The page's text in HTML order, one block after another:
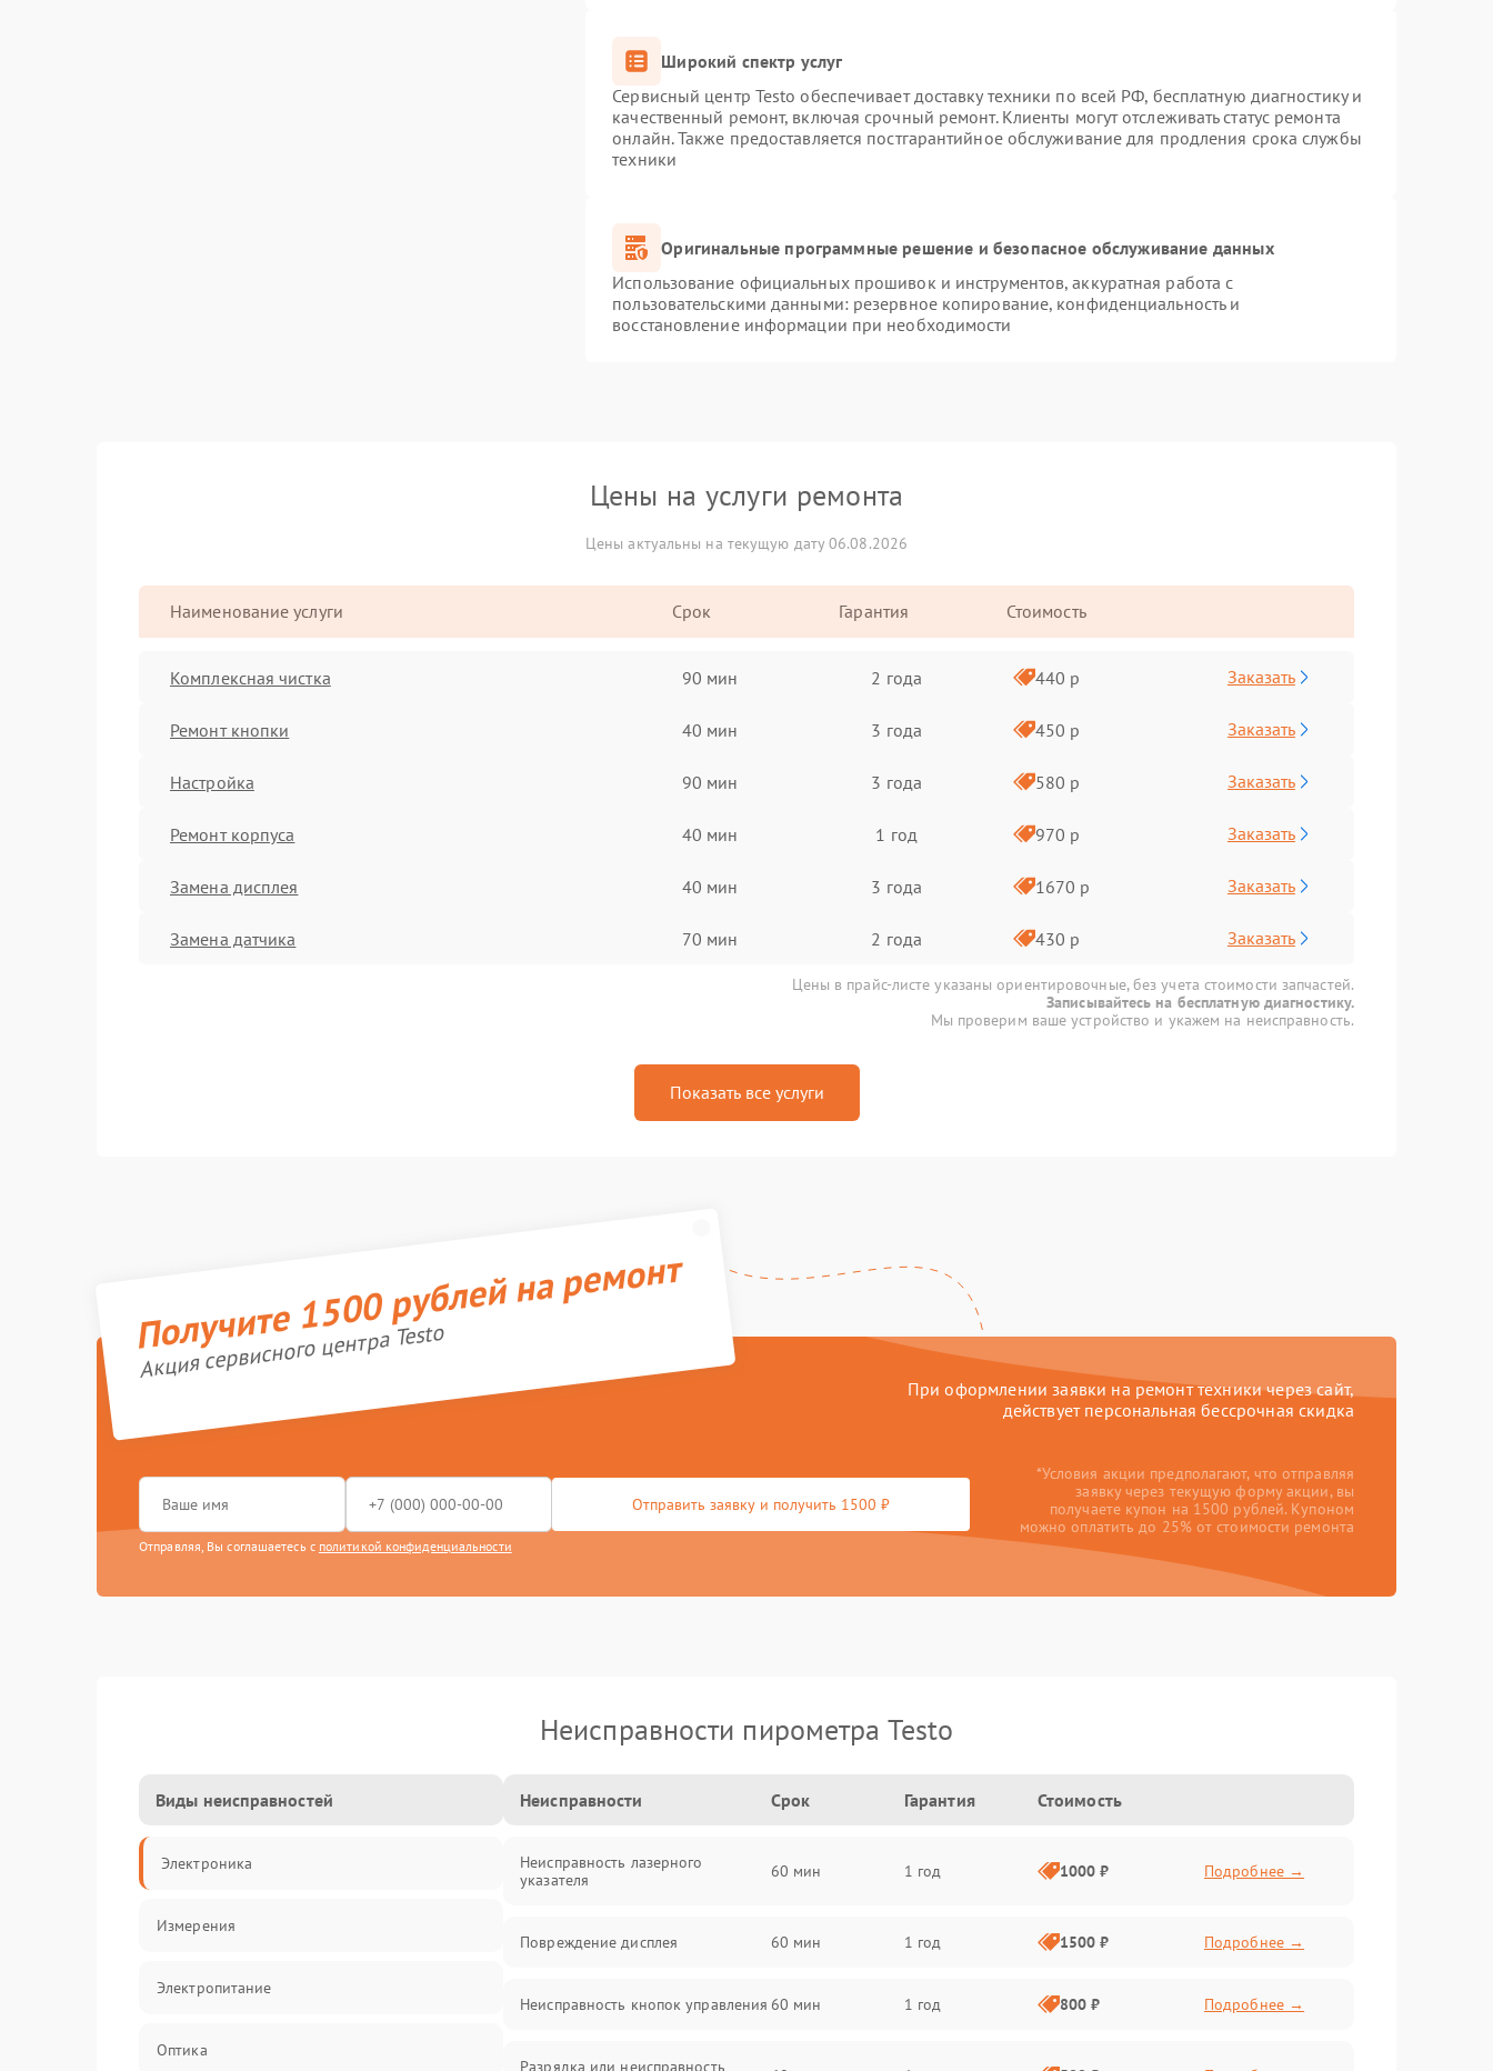
Широкий спектр услуг
Сервисный центр Testo обеспечивает доставку техники по всей РФ, бесплатную диагностику и
качественный ремонт, включая срочный ремонт. Клиенты могут отслеживать статус ремонта
онлайн. Также предоставляется постгарантийное обслуживание для продления срока службы
техники
Оригинальные программные решение и безопасное обслуживание данных
Использование официальных прошивок и инструментов, аккуратная работа с
пользовательскими данными: резервное копирование, конфиденциальность и
восстановление информации при необходимости
Цены на услуги ремонта
Цены актуальны на текущую дату 06.08.2026
Наименование услуги Срок Гарантия Стоимость
Комплексная чистка 90 мин 2 года 440 р Заказать
Ремонт кнопки 40 мин 3 года 450 р Заказать
Настройка 90 мин 3 года 580 р Заказать
Ремонт корпуса 40 мин 1 год 970 р Заказать
Замена дисплея 40 мин 3 года 1670 р Заказать
Замена датчика 70 мин 2 года 430 р Заказать
Цены в прайс-листе указаны ориентировочные, без учета стоимости запчастей.
Записывайтесь на бесплатную диагностику.
Мы проверим ваше устройство и укажем на неисправность.
Показать все услуги
Получите 1500 рублей на ремонт
Акция сервисного центра Testo
При оформлении заявки на ремонт техники через сайт,
действует персональная бессрочная скидка
Отправить заявку и получить 1500 ₽
Отправляя, Вы соглашаетесь с политикой конфиденциальности
*Условия акции предполагают, что отправляя
заявку через текущую форму акции, вы
получаете купон на 1500 рублей. Купоном
можно оплатить до 25% от стоимости ремонта
Неисправности пирометра Testo
Виды неисправностей
Электроника
Измерения
Электропитание
Оптика
Неисправности Срок Гарантия Стоимость
Неисправность лазерного
указателя
60 мин 1 год 1000 ₽ Подробнее →
Повреждение дисплея 60 мин 1 год 1500 ₽ Подробнее →
Неисправность кнопок управления 60 мин 1 год 800 ₽ Подробнее →
Разрядка или неисправность